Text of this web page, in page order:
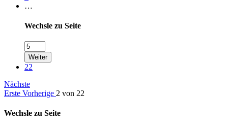
…
Wechsle zu Seite
Weiter
22
Nächste
Erste Vorherige 2 von 22
Wechsle zu Seite